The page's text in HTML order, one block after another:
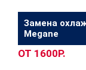
Замена
Megane
ОТ 1600Р.